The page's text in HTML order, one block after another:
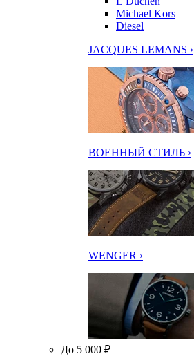
Michael Kors
Diesel
JACQUES LEMANS ›
ВОЕННЫЙ СТИЛЬ ›
WENGER ›
До 5 000 ₽